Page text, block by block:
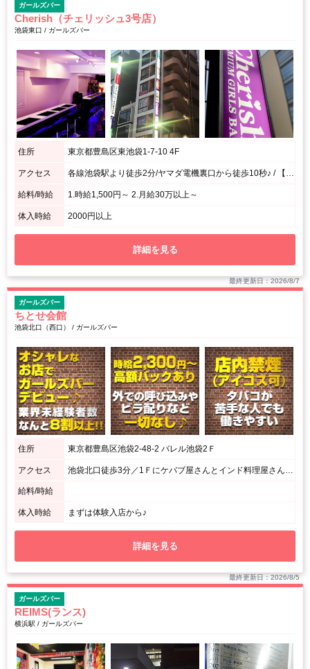
ガールズバー
Cherish（チェリッシュ3号店）
池袋東口 / ガールズバー
住所 東京都豊島区東池袋1-7-10 4F
アクセス
給料/時給 1.時給1,500円～ 2.月給30万以上～
体入時給 2000円以上
詳細を見る
最終更新日：2026/8/7
ガールズバー
ちとせ会館
池袋北口（西口） / ガールズバー
住所 東京都豊島区池袋2-48-2 バレル池袋2Ｆ
アクセス
給料/時給
体入時給 まずは体験入店から♪
詳細を見る
最終更新日：2026/8/5
ガールズバー
REIMS(ランス)
横浜駅 / ガールズバー